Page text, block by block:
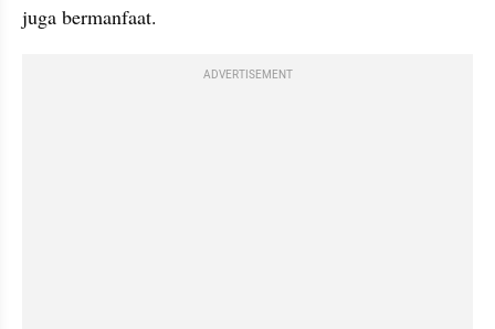
juga bermanfaat.
ADVERTISEMENT